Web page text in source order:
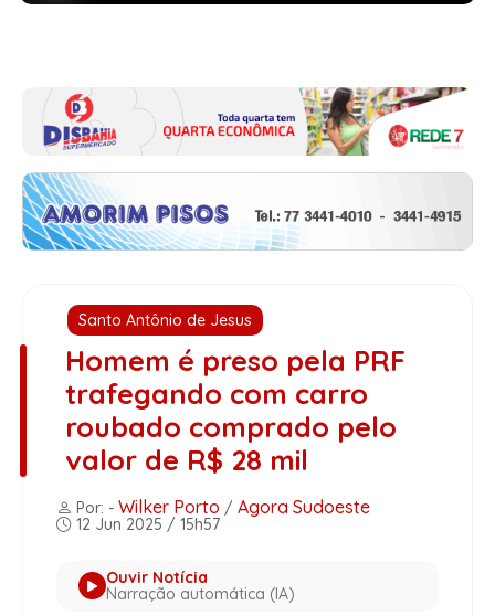
Santo Antônio de Jesus
Homem é preso pela PRF
trafegando com carro
roubado comprado pelo
valor de R$ 28 mil
Por: - Wilker Porto / Agora Sudoeste
12 Jun 2025 / 15h57
Ouvir Notícia
Narração automática (IA)